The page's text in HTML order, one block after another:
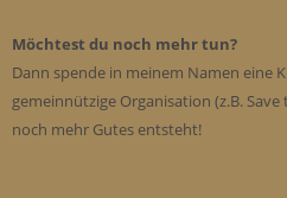
Möchtest du noch mehr tun?
Dann spende in meinem Namen eine
gemeinnützige Organisation (z.B.
noch mehr Gutes entsteht!